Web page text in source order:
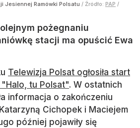
Jesiennej Ramówki Polsatu / Źródło: PAP /
pożegnaniu
stacji ma opuścić Ewa
Telewizja Polsat ogłosiła start
tu Polsat". W ostatnich
informacja o zakończeniu
Cichopek i Maciejem
później pojawiły się